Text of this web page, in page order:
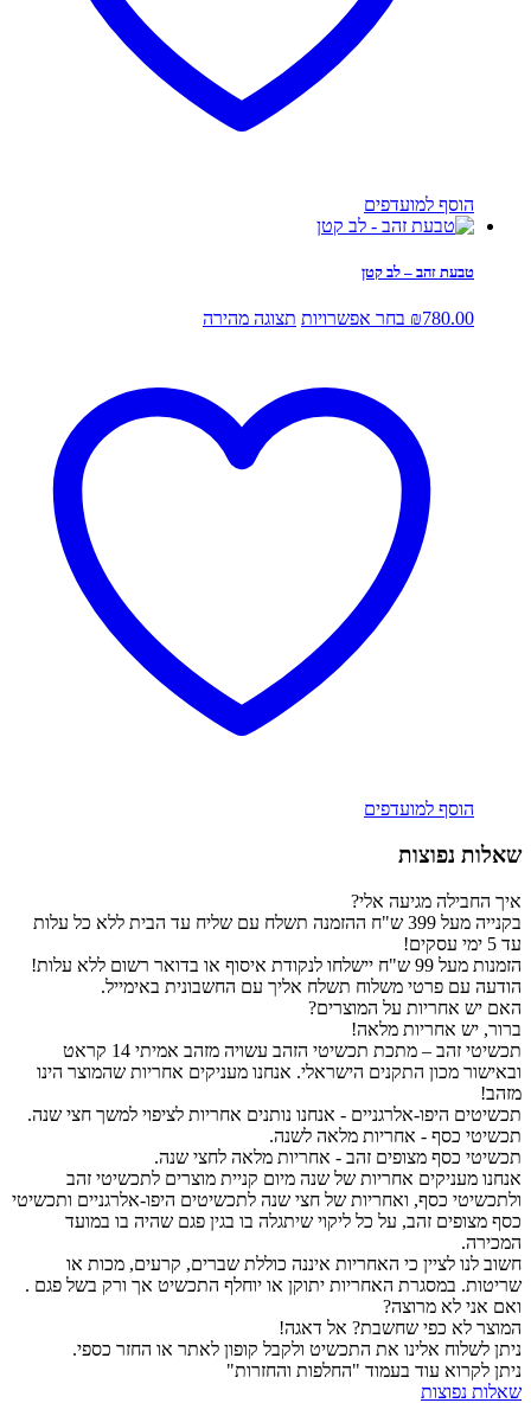
הוסף למועדפים
טבעת זהב – לב קטן
₪780.00 בחר אפשרויות למוצר
סוגים.
ניתן
לבחור
תצוגה מהירה
הוסף למועדפים
שאלות נפוצות
איך החבילה מגיעה אלי?
בקנייה מעל 399 ש"ח ההזמנה תשלח עם שליח עד הבית ללא כל עלות
עד 5 ימי עסקים!
הזמנות מעל 99 ש"ח יישלחו לנקודת איסוף או בדואר רשום ללא עלות!
הודעה עם פרטי משלוח תשלח אליך עם החשבונית באימייל.
האם יש אחריות על המוצרים?
ברור, יש אחריות מלאה!
תכשיטי זהב – מתכת תכשיטי הזהב עשויה מזהב אמיתי 14 קראט
ובאישור מכון התקנים הישראלי. אנחנו מעניקים אחריות שהמוצר הינו
מזהב!
תכשיטים היפו-אלרגניים - אנחנו נותנים אחריות לציפוי למשך חצי שנה.
תכשיטי כסף - אחריות מלאה לשנה.
תכשיטי כסף מצופים זהב - אחריות מלאה לחצי שנה.
אנחנו מעניקים אחריות של שנה מיום קניית מוצרים לתכשיטי זהב
ולתכשיטי כסף, ואחריות של חצי שנה לתכשיטים היפו-אלרגניים ותכשיטי
כסף מצופים זהב, על כל ליקוי שיתגלה בו בגין פגם שהיה בו במועד
המכירה.
חשוב לנו לציין כי האחריות איננה כוללת שברים, קרעים, מכות או
שריטות. במסגרת האחריות יתוקן או יוחלף התכשיט אך ורק בשל פגם .
ואם אני לא מרוצה?
המוצר לא כפי שחשבת? אל דאגה!
ניתן לשלוח אלינו את התכשיט ולקבל קופון לאתר או החזר כספי.
ניתן לקרוא עוד בעמוד "החלפות והחזרות"
שאלות נפוצות